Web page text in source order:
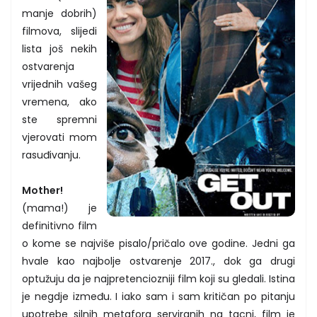
manje dobrih)
filmova, slijedi
lista još nekih
ostvarenja
vrijednih vašeg
vremena, ako
ste spremni
vjerovati mom
rasuđivanju.
Mother!
(mama!) je
definitivno film
o kome se najviše pisalo/pričalo ove godine. Jedni ga
hvale kao najbolje ostvarenje 2017., dok ga drugi
optužuju da je najpretenciozniji film koji su gledali. Istina
je negdje između. I iako sam i sam kritičan po pitanju